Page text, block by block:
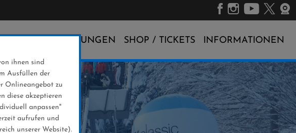
VERANSTALTUNGEN SHOP / TICKETS INFORMATIONEN
ihnen sind
Ausfüllen der
Onlineangebot zu
diese akzeptieren
anpassen"
aufrufen und
unserer Website).